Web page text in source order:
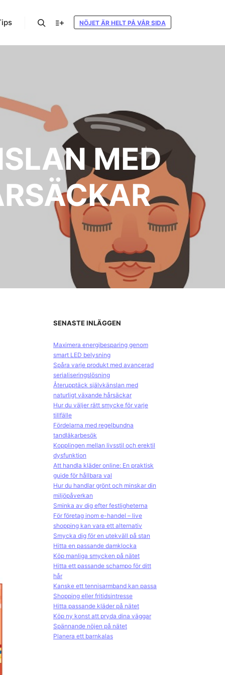
NÖJET ÄR HELT PÅ VÅR SIDA
MED
SENASTE INLÄGGEN
Maximera energibesparing genom
smart LED belysning
Spåra varje produkt med avancerad
serialiseringslösning
Återupptäck självkänslan med
naturligt växande hårsäckar
Hur du väljer rätt smycke för varje
tillfälle
Fördelarna med regelbundna
tandläkarbesök
Kopplingen mellan livsstil och erektil
dysfunktion
Att handla kläder online: En praktisk
guide för hållbara val
Hur du handlar grönt och minskar din
miljöpåverkan
Sminka av dig efter festligheterna
För företag inom e-handel – live
shopping kan vara ett alternativ
Smycka dig för en utekväll på stan
Hitta en passande damklocka
Köp manliga smycken på nätet
Hitta ett passande schampo för ditt
hår
Kanske ett tennisarmband kan passa
Shopping eller fritidsintresse
Hitta passande kläder på nätet
Köp ny konst att pryda dina väggar
Spännande nöjen på nätet
Planera ett barnkalas